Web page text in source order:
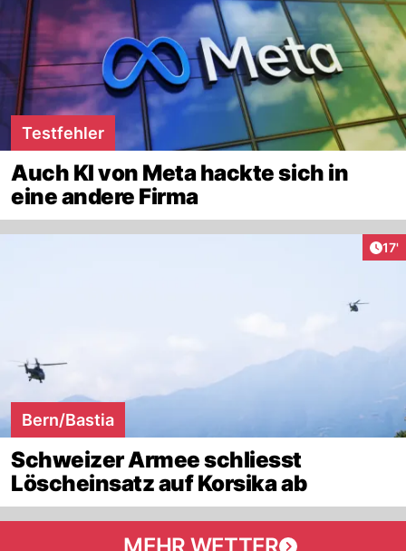
Testfehler
Auch KI von Meta hackte sich in
eine andere Firma
17'
Bern/Bastia
Schweizer Armee schliesst
Löscheinsatz auf Korsika ab